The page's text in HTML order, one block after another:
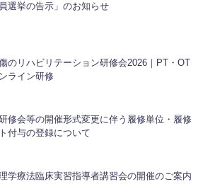
員選挙の告示」のお知らせ
のリハビリテーション研修会2026｜PT・OT
ライン研修
修会等の開催形式変更に伴う履修単位・履修
付与の登録について
学療法臨床実習指導者講習会の開催のご案内